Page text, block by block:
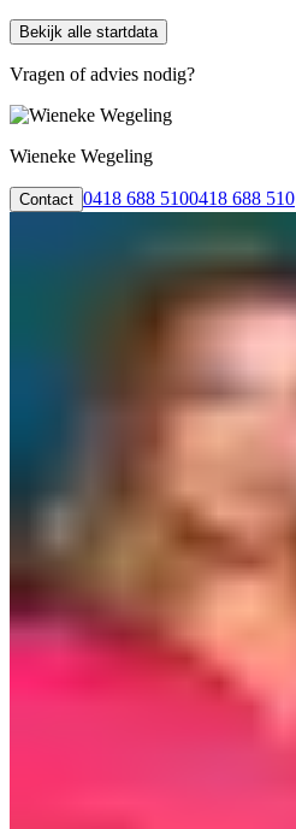
Bekijk alle startdata
Vragen of advies nodig?
Wieneke Wegeling
Contact 0418 688 5100418 688 510